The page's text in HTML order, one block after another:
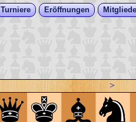
Turniere Eröffnungen
>